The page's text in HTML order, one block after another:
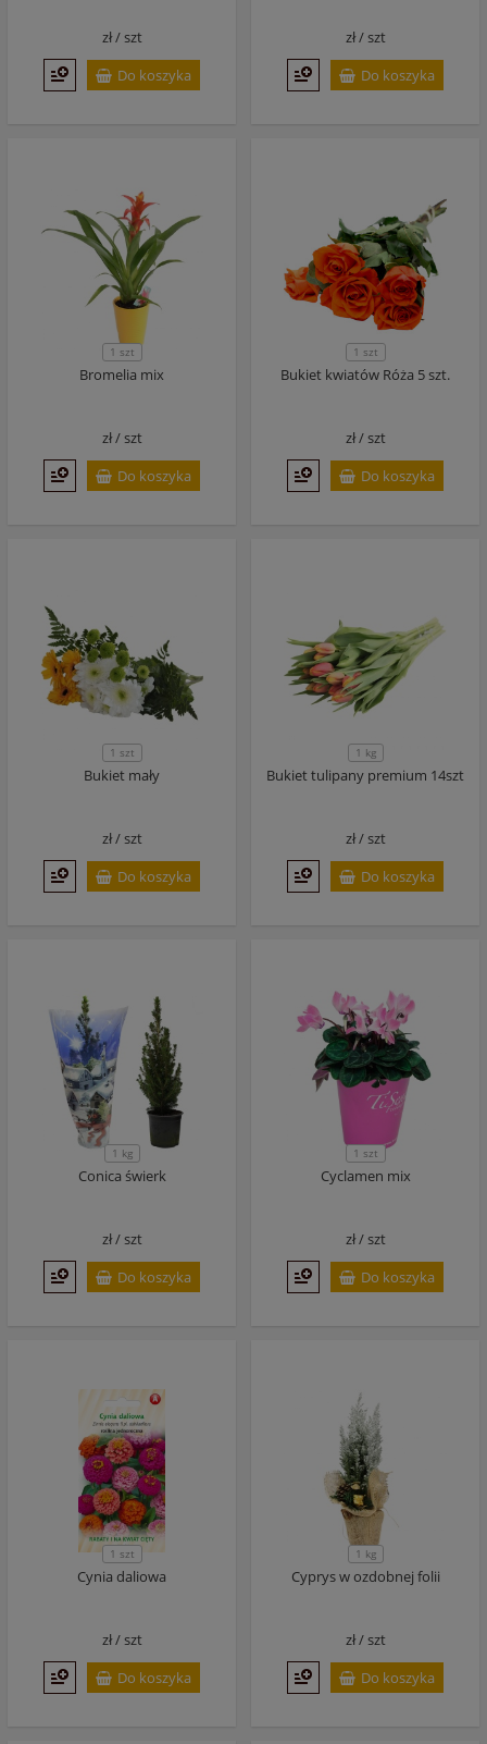
zł /szt
Do koszyka
zł /szt
Do koszyka
1 szt
Bromelia mix
zł /szt
Do koszyka
1 szt
Bukiet kwiatów Róża 5 szt.
zł /szt
Do koszyka
1 szt
Bukiet mały
zł /szt
Do koszyka
1 kg
Bukiet tulipany premium 14szt
zł /szt
Do koszyka
1 kg
Conica świerk
zł /szt
Do koszyka
1 szt
Cyclamen mix
zł /szt
Do koszyka
1 szt
Cynia daliowa
zł /szt
Do koszyka
1 kg
Cyprys w ozdobnej folii
zł /szt
Do koszyka